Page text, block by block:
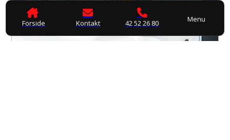
Forside Kontakt 42 52 26 80 Menu